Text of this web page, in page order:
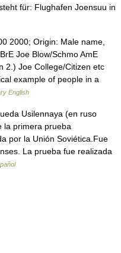
für: Flughafen Joensuu in
2000; Origin: Male name,
Joe Blow/Schmo AmE
2.) Joe College/Citizen etc
example of people in a
English
Usilennaya (en ruso
la primera prueba
por la Unión Soviética.Fue
La prueba fue realizada